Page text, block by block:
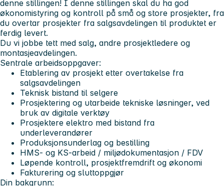
denne stillingen! I denne stillingen skal du ha god
økonomistyring og kontroll på små og store prosjekter, fra
du overtar prosjekter fra salgsavdelingen til produktet er
ferdig levert.
Du vi jobbe tett med salg, andre prosjektledere og
montasjeavdelingen.
Sentrale arbeidsoppgaver:
Etablering av prosjekt etter overtakelse fra
salgsavdelingen
Teknisk bistand til selgere
Prosjektering og utarbeide tekniske løsninger, ved
bruk av digitale verktøy
Prosjektere elektro med bistand fra
underleverandører
Produksjonsunderlag og bestilling
HMS- og KS-arbeid / miljødokumentasjon / FDV
Løpende kontroll, prosjektfremdrift og økonomi
Fakturering og sluttoppgjør
Din bakgrunn: